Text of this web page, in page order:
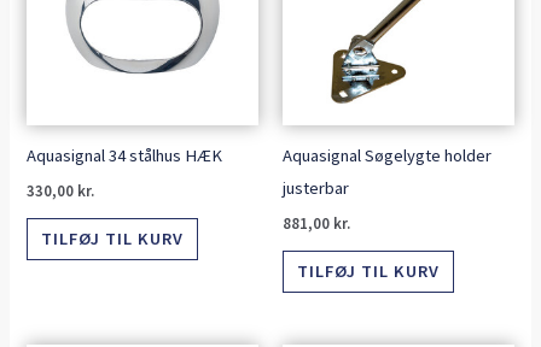
Aquasignal 34 stålhus HÆK
330,00 kr.
TILFØJ TIL KURV
Aquasignal Søgelygte holder
justerbar
881,00 kr.
TILFØJ TIL KURV